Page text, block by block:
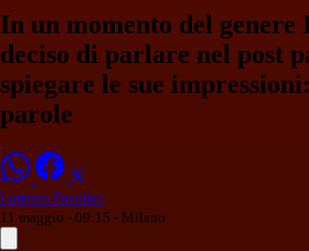
In un momento del genere
deciso di parlare nel post
spiegare le sue
parole
Lorenzo Focolari
11 maggio - 09:15 - Milano